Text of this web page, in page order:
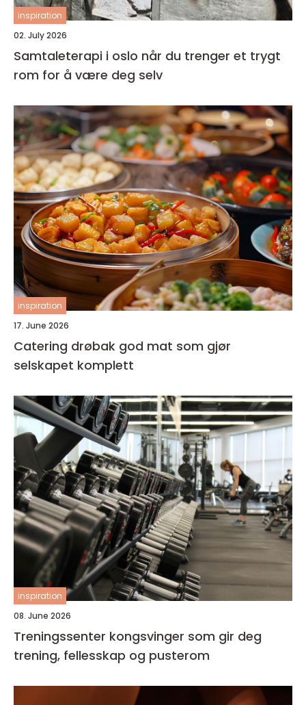
inspiration
02. July 2026
Samtaleterapi i oslo når du trenger et trygt
rom for å være deg selv
inspiration
17. June 2026
Catering drøbak god mat som gjør
selskapet komplett
inspiration
08. June 2026
Treningssenter kongsvinger som gir deg
trening, fellesskap og pusterom